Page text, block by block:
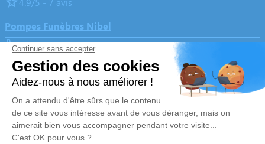
Pompes Funèbres Nibel
03 88 50 41 15
contact@pfnibel.fr
9, Rue du Neuland - 67560 - Rosheim
4.9/5 - 133 avis
Nos Services
Organiser des obsèques
Services aux familles
Liens utiles
Avis de décès
Demande de rendez-vous en